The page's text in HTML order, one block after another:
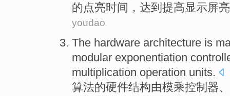
的点亮时间 ， 达到 提高显示屏
youdao
The hardware architecture is
modular exponentiation
multiplication operation units.
算法的硬件结构由模乘控制器